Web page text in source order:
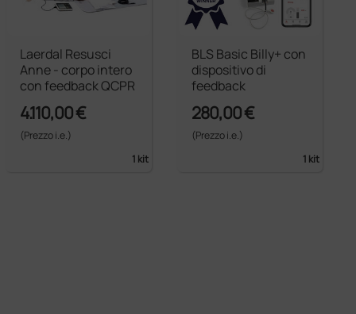
Laerdal Resusci
Anne - corpo intero
con feedback QCPR
4.110,00 €
(Prezzo i.e.)
1 kit
BLS Basic Billy+ con
dispositivo di
feedback
280,00 €
(Prezzo i.e.)
1 kit